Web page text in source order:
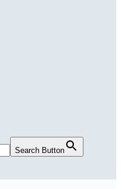
Search Button